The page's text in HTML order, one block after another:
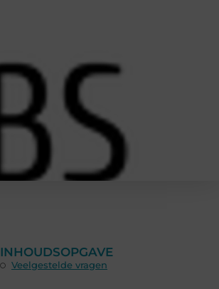
INHOUDSOPGAVE
Veelgestelde vragen